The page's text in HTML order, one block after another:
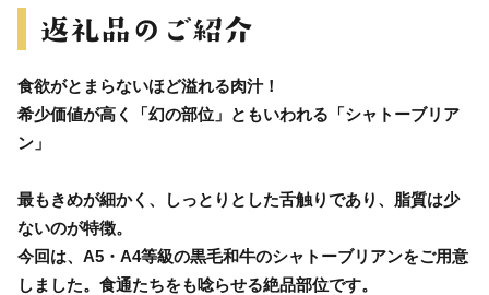
食欲がとまらないほど溢れる肉汁！
希少価値が高く「幻の部位」ともいわれる「シャトーブリア
ン」
最もきめが細かく、しっとりとした舌触りであり、脂質は少
ないのが特徴。
今回は、A5・A4等級の黒毛和牛のシャトーブリアンをご用意
しました。食通たちをも唸らせる絶品部位です。